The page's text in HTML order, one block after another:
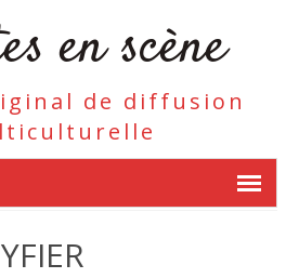
en scène
de diffusion